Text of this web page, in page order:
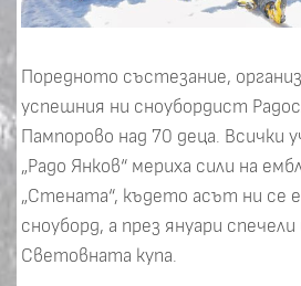
Поредното състезание,
успешния ни сноубордист
Пампорово над 70 деца. Всички
„Радо Янков“ мериха сили на
„Стената“, където асът ни се е
сноуборд, а през януари
Световната купа.